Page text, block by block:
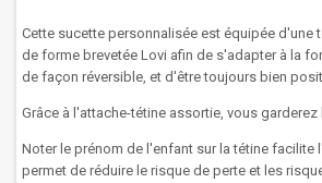
Cette sucette personnalisée est équipée d'une
de forme brevetée Lovi afin de s'adapter à la
de façon réversible, et d'être toujours bien
Grâce à l'attache-tétine assortie, vous
Noter le prénom de l'enfant surla tétine facilite
permet de réduire le risque de perte et les